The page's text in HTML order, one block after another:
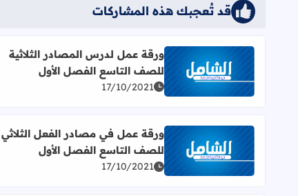
قد تُعجبك هذه المشاركات
اقرأ المزيد عن ورقة عمل لدرس المصادر الثلاثية
ورقة عمل لدرس المصادر الثلاثية
للصف التاسع الفصل الأول
17/10/2021
اقرأ المزيد عن ورقة عمل في مصادر الفعل
ورقة عمل في مصادر الفعل الثلاثي
للصف التاسع الفصل الأول
17/10/2021